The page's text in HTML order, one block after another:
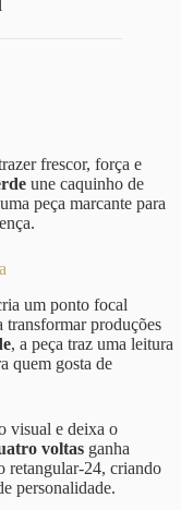
frescor, força e
une caquinho de
peça marcante para
um ponto focal
transformar produções
, a peça traz uma leitura
quem gosta de
visual e deixa o
voltas ganha
retangular-24, criando
personalidade.